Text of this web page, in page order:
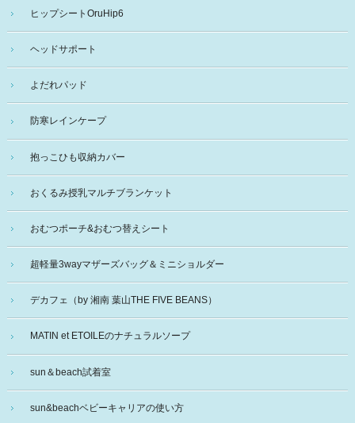
ヒップシートOruHip6
ヘッドサポート
よだれパッド
防寒レインケープ
抱っこひも収納カバー
おくるみ授乳マルチブランケット
おむつポーチ&おむつ替えシート
超軽量3wayマザーズバッグ＆ミニショルダー
デカフェ（by 湘南 葉山THE FIVE BEANS）
MATIN et ETOILEのナチュラルソープ
sun＆beach試着室
sun&beachベビーキャリアの使い方